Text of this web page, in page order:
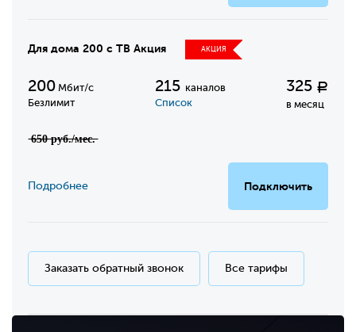
Для дома 200 с ТВ Акция АКЦИЯ
200 Мбит/с
Безлимит
215каналов
Список
325 Р
в месяц
̶6̶5̶0̶ ̶р̶у̶б̶.̶/̶м̶е̶с̶.̶
Подключить
Подробнее
Заказать обратный звонок Все тарифы